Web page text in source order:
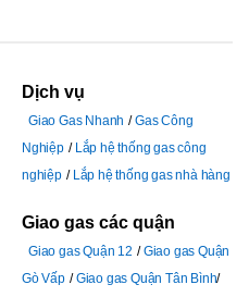
Dịch vụ
Giao Gas Nhanh
Gas Công
Nghiệp
Lắp hệ thống gas công
nghiệp
Lắp hệ thống gas nhà hàng
Giao gas các quận
Giao gas Quận 12
Giao gas Quận
Gò Vấp
Giao gas Quận Tân Bình